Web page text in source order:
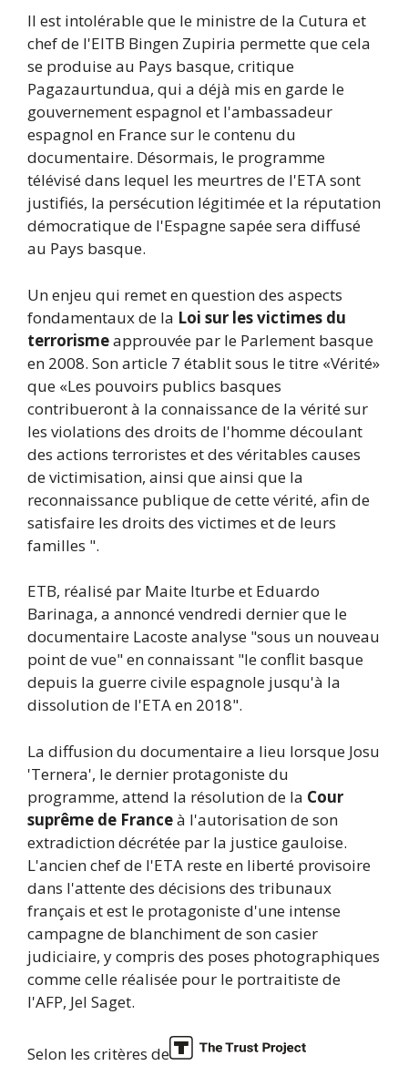
Il est intolérable que le ministre de la Cutura et
chef de l'EITB Bingen Zupiria permette que cela
se produise au Pays basque, critique
Pagazaurtundua, qui a déjà mis en garde le
gouvernement espagnol et l'ambassadeur
espagnol en France sur le contenu du
documentaire. Désormais, le programme
télévisé dans lequel les meurtres de l'ETA sont
justifiés, la persécution légitimée et la réputation
démocratique de l'Espagne sapée sera diffusé
au Pays basque.
Un enjeu qui remet en question des aspects
fondamentaux de la Loi sur les victimes du
terrorismeapprouvée par le Parlement basque
en 2008. Son article 7 établit sous le titre «Vérité»
que «Les pouvoirs publics basques
contribueront à la connaissance de la vérité sur
les violations des droits de l'homme découlant
des actions terroristes et des véritables causes
de victimisation, ainsi que ainsi que la
reconnaissance publique de cette vérité, afin de
satisfaire les droits des victimes et de leurs
familles ".
ETB, réalisé par Maite Iturbe et Eduardo
Barinaga, a annoncé vendredi dernier que le
documentaire Lacoste analyse "sous un nouveau
point de vue" en connaissant "le conflit basque
depuis la guerre civile espagnole jusqu'à la
dissolution de l'ETA en 2018".
La diffusion du documentaire a lieu lorsque Josu
'Ternera', le dernier protagoniste du
programme, attend la résolution de la Cour
suprême de Franceà l'autorisation de son
extradiction décrétée par la justice gauloise.
L'ancien chef de l'ETA reste en liberté provisoire
dans l'attente des décisions des tribunaux
français et est le protagoniste d'une intense
campagne de blanchiment de son casier
judiciaire, y compris des poses photographiques
comme celle réalisée pour le portraitiste de
l'AFP, Jel Saget.
Selon les critères de